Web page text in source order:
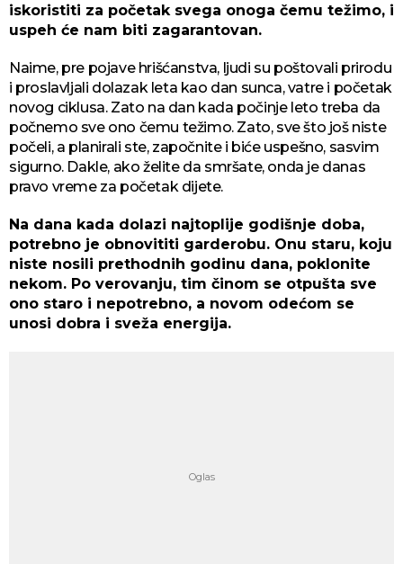
iskoristiti za početak svega onoga čemu težimo, i
uspeh će nam biti zagarantovan.
Naime, pre pojave hrišćanstva, ljudi su poštovali prirodu
i proslavljali dolazak leta kao dan sunca, vatre i početak
novog ciklusa. Zato na dan kada počinje leto treba da
počnemo sve ono čemu težimo. Zato, sve što još niste
počeli, a planirali ste, započnite i biće uspešno, sasvim
sigurno. Dakle, ako želite da smršate, onda je danas
pravo vreme za početak dijete.
Na dana kada dolazi najtoplije godišnje doba,
potrebno je obnovititi garderobu. Onu staru, koju
niste nosili prethodnih godinu dana, poklonite
nekom. Po verovanju, tim činom se otpušta sve
ono staro i nepotrebno, a novom odećom se
unosi dobra i sveža energija.